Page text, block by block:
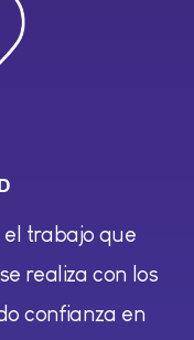
trabajo que
realiza con los
confianza en